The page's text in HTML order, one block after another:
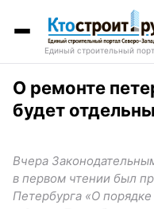
Единый строительный
О ремонте
будет
Вчера
в первом чтении был
Петербурга «О